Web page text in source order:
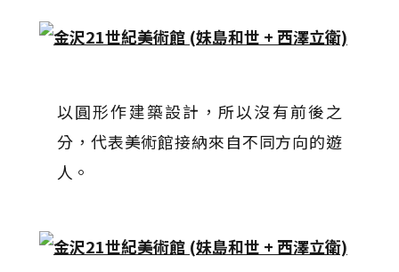
以圓形作建築設計，所以沒有前後之
分，代表美術館接納來自不同方向的遊
人。